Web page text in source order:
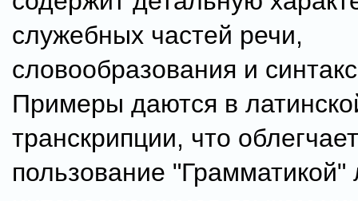
служебных частей речи,
словообразования и
Примеры даются в
транскрипции, что облегчает
пользование